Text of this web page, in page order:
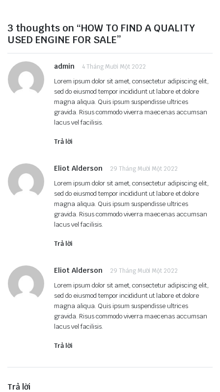
3 thoughts on “HOW TO FIND A QUALITY
USED ENGINE FOR SALE”
admin 4 Tháng Mười Một 2022
Lorem ipsum dolor sit amet, consectetur adipiscing elit,
sed do eiusmod tempor incididunt ut labore et dolore
magna aliqua. Quis ipsum suspendisse ultrices
gravida. Risus commodo viverra maecenas accumsan
lacus vel facilisis.
Trả lời
Eliot Alderson 29 Tháng Mười Một 2022
Lorem ipsum dolor sit amet, consectetur adipiscing elit,
sed do eiusmod tempor incididunt ut labore et dolore
magna aliqua. Quis ipsum suspendisse ultrices
gravida. Risus commodo viverra maecenas accumsan
lacus vel facilisis.
Trả lời
Eliot Alderson 29 Tháng Mười Một 2022
Lorem ipsum dolor sit amet, consectetur adipiscing elit,
sed do eiusmod tempor incididunt ut labore et dolore
magna aliqua. Quis ipsum suspendisse ultrices
gravida. Risus commodo viverra maecenas accumsan
lacus vel facilisis.
Trả lời
Trả lời